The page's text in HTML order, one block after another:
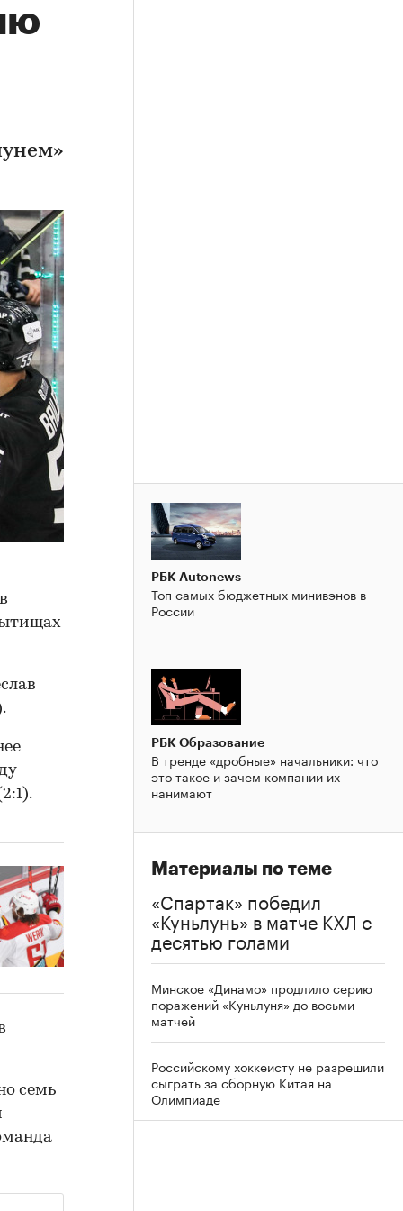
семь
РБК Autonews
Топ самых бюджетных минивэнов в
России
РБК Образование
В тренде «дробные» начальники: что
это такое и зачем компании их
нанимают
Материалы по теме
«Спартак» победил
«Куньлунь» в матче КХЛ с
десятью голами
Минское «Динамо» продлило серию
поражений «Куньлуня» до восьми
матчей
Российскому хоккеисту не разрешили
сыграть за сборную Китая на
Олимпиаде